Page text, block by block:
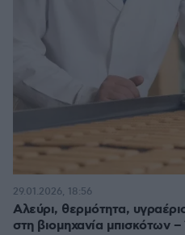
Αλεύρι, θερμότητα,
στη βιομηχανία μπισκότων
29.01.2026, 18:56